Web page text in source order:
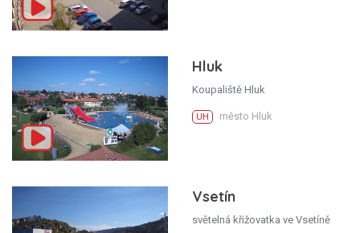
Hluk
Koupaliště Hluk
UH město Hluk
Vsetín
světelná křižovatka ve Vsetíně